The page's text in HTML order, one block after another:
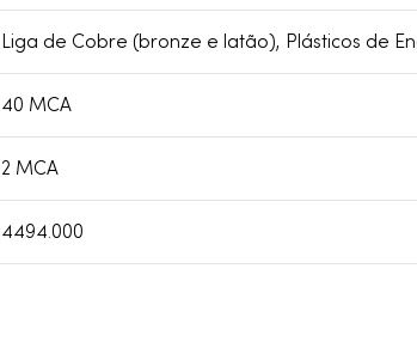
Liga de Cobre (bronze e latão), Plásticos de
40 MCA
2 MCA
4494.000